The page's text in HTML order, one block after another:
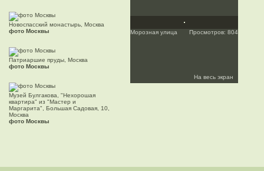
Новоспасский монастырь, Москва
фото Москвы
Патриаршие пруды, Москва
фото Москвы
Музей Булгакова, "Нехорошая
квартира" из "Мастер и
Маргарита", Большая Садовая, 10,
Москва
фото Москвы
Морозная улица Просмотров: 804
На весь экран